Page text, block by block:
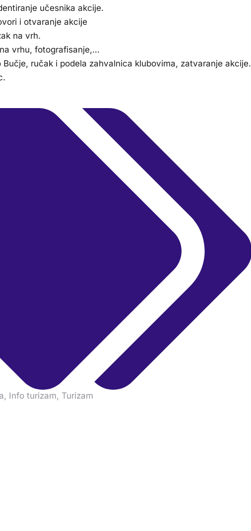
učesnika akcije.
i otvaranje akcije
na vrh.
vrhu, fotografisanje,…
Bučje, ručak i podela zahvalnica klubovima, zatvaranje akcije.
, Info turizam, Turizam